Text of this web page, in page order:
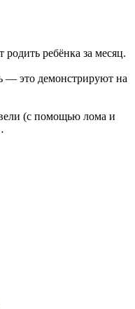
ребёнка за месяц.
— это демонстрируют на
(с помощью лома и